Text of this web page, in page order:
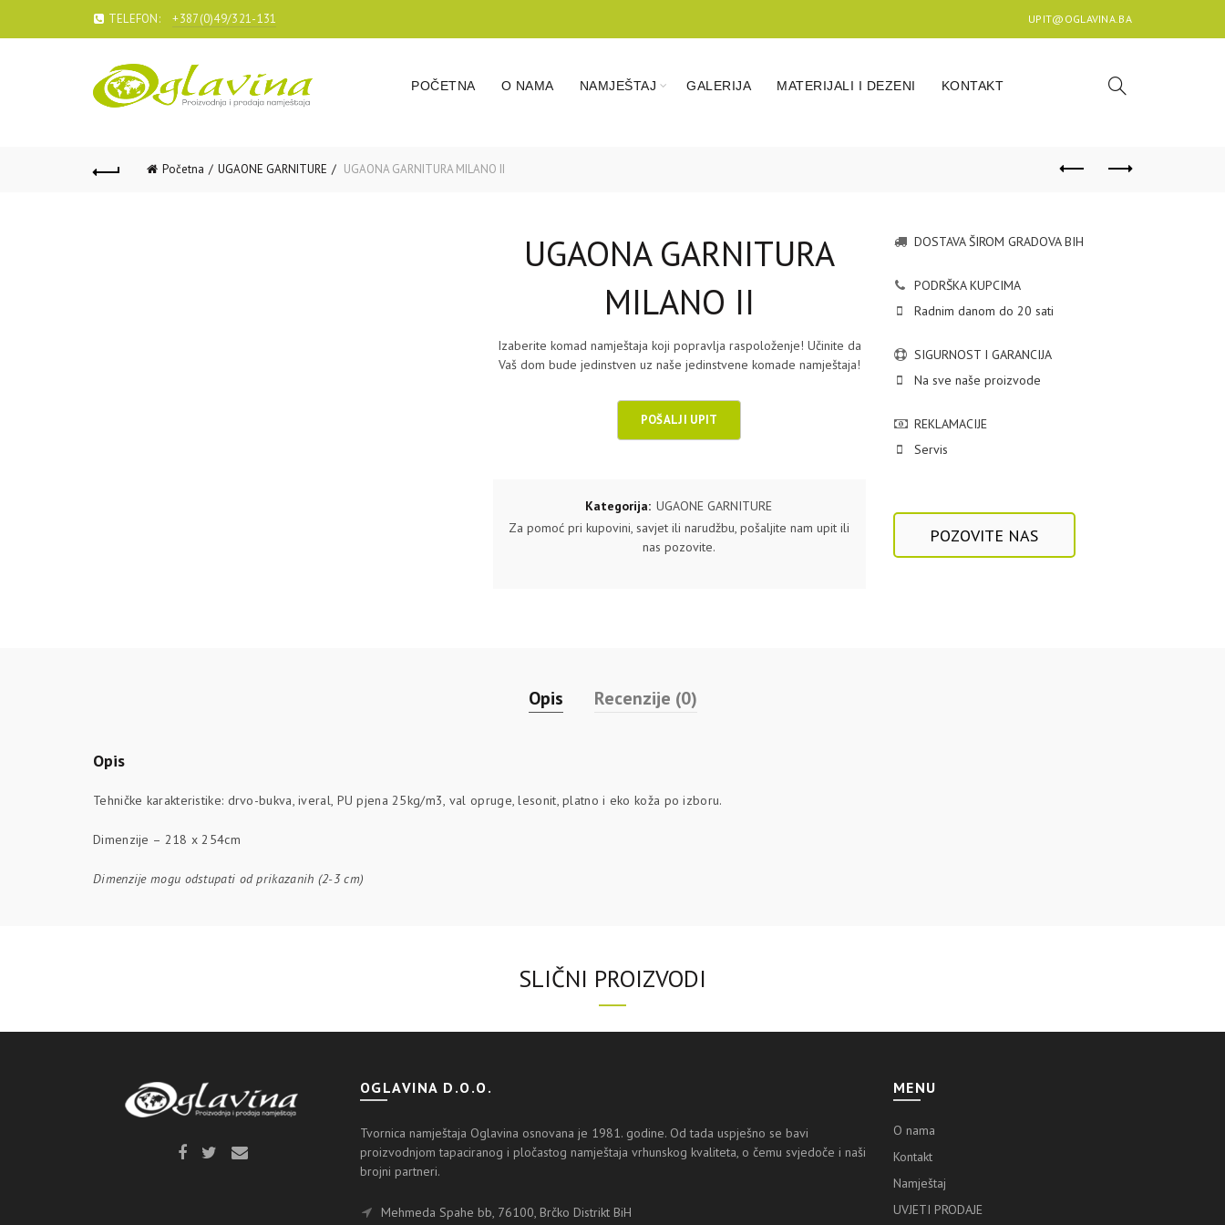
TELEFON: +387(0)49/321-131 UPIT@OGLAVINA.BA
POČETNA O NAMA NAMJEŠTAJ GALERIJA MATERIJALI I DEZENI KONTAKT
Početna UGAONE GARNITURE UGAONA GARNITURA MILANO II
UGAONA GARNITURA
MILANO II
Izaberite komad namještaja koji popravlja raspoloženje! Učinite da
Vaš dom bude jedinstven uz naše jedinstvene komade namještaja!
Kategorija: UGAONE GARNITURE
Za pomoć pri kupovini, savjet ili narudžbu, pošaljite nam upit ili
nas pozovite.
DOSTAVA ŠIROM GRADOVA BIH
PODRŠKA KUPCIMA
Radnim danom do 20 sati
SIGURNOST I GARANCIJA
Na sve naše proizvode
REKLAMACIJE
Servis
POZOVITE NAS
Opis Recenzije (0)
Opis
Tehničke karakteristike: drvo-bukva, iveral, PU pjena 25kg/m3, val opruge, lesonit, platno i eko koža po izboru.
Dimenzije – 218 x 254cm
Dimenzijemogu odstupati od prikazanih (2-3 cm)
SLIČNI PROIZVODI
OGLAVINA D.O.O.
Tvornica namještaja Oglavina osnovana je 1981. godine. Od tada uspješno se bavi
proizvodnjom tapaciranog i pločastog namještaja vrhunskog kvaliteta, o čemu svjedoče i naši
brojni partneri.
Mehmeda Spahe bb, 76100, Brčko Distrikt BiH
MENU
O nama
Kontakt
Namještaj
UVJETI PRODAJE